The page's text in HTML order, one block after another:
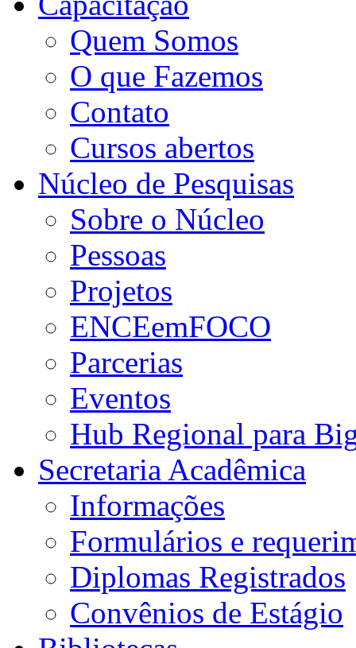
Quem Somos
O que Fazemos
Contato
Cursos abertos
Núcleo de Pesquisas
Sobre o Núcleo
Pessoas
Projetos
ENCEemFOCO
Parcerias
Eventos
Hub Regional para
Secretaria Acadêmica
Informações
Formulários e
Diplomas Registrados
Convênios de Estágio